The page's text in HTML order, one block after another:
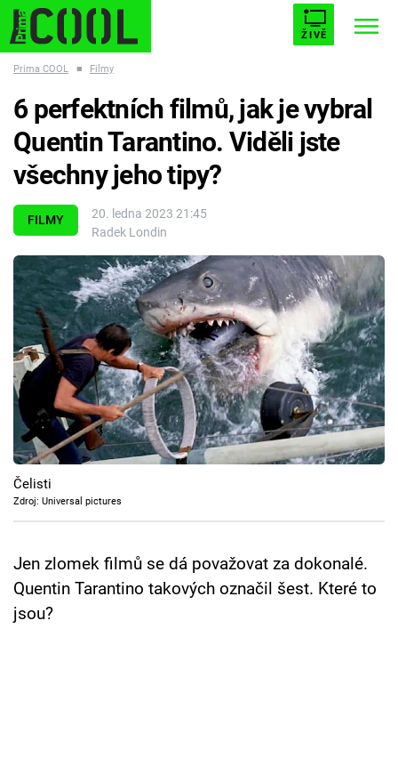
ŽIVĚ
ESCAPE PLNEJ KOTEL AVENGERS 5
Témata
Filmy
Seriály
Hry
Cool Esport
Pořady
TV Program
Přihlášení
Prima COOL ■ Filmy
FILMY
20. ledna 2023 21:45
Radek Londin
6 perfektních filmů, jak je vybral
Quentin Tarantino. Viděli jste
všechny jeho tipy?
Čelisti
Zdroj: Universal pictures
Jen zlomek filmů se dá považovat za dokonalé.
Quentin Tarantino takových označil šest. Které to
jsou?